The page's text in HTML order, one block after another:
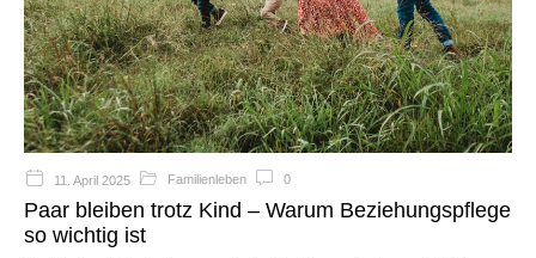
11. April 2025 Familienleben 0
Paar bleiben trotz Kind – Warum Beziehungspflege
so wichtig ist